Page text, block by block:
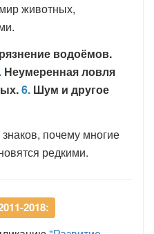
животных,
водоёмов.
Неумеренная ловля
6. Шум и другое
почему многие
редкими.
2018: